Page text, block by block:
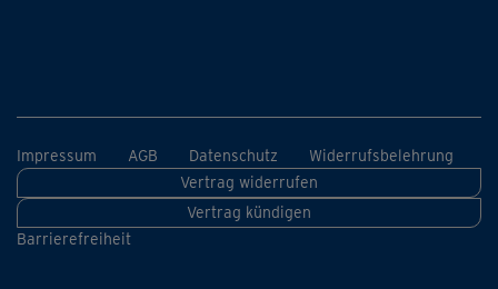
Impressum AGB Datenschutz
Widerrufsbelehrung
Vertrag widerrufen
Vertrag kündigen
Barrierefreiheit